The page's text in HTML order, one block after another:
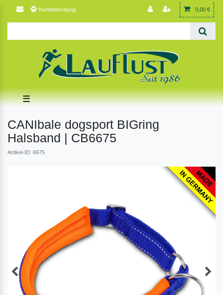
Hundeberatung 0,00 €
☰
CANIbale dogsport BIGring
Halsband | CB6675
Artikel-ID: 6675